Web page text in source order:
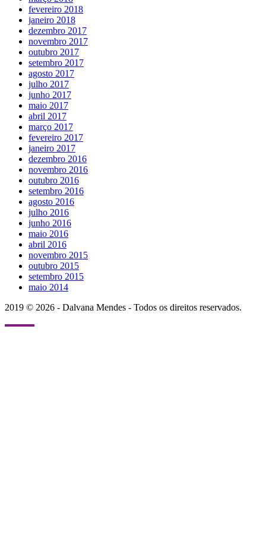
fevereiro 2018
janeiro 2018
dezembro 2017
novembro 2017
outubro 2017
setembro 2017
agosto 2017
julho 2017
junho 2017
maio 2017
abril 2017
março 2017
fevereiro 2017
janeiro 2017
dezembro 2016
novembro 2016
outubro 2016
setembro 2016
agosto 2016
julho 2016
junho 2016
maio 2016
abril 2016
novembro 2015
outubro 2015
setembro 2015
maio 2014
2019 © 2026 - Dalvana Mendes - Todos os direitos reservados.